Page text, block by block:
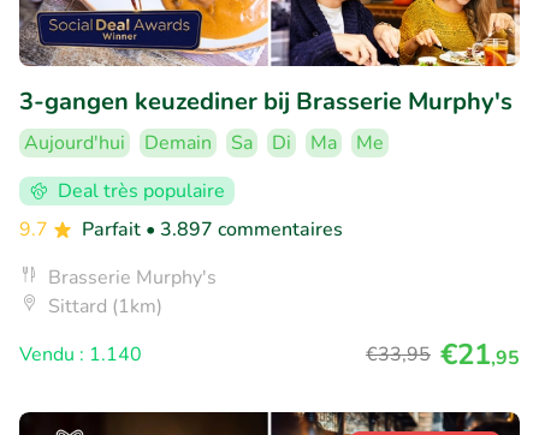
3-gangen keuzediner bij Brasserie Murphy's
Aujourd'hui Demain Sa Di Ma
Me
Deal très populaire
9.7
Parfait • 3.897 commentaires
Brasserie Murphy's
Sittard (1km)
Vendu : 1.140
€33,95 €21,95